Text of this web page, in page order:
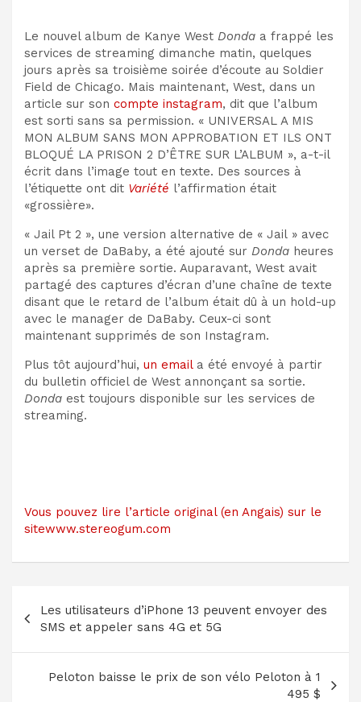
Le nouvel album de Kanye West Donda a frappé les
services de streaming dimanche matin, quelques
jours après sa troisième soirée d’écoute au Soldier
Field de Chicago. Mais maintenant, West, dans un
article sur son compte instagram, dit que l’album
est sorti sans sa permission. « UNIVERSAL A MIS
MON ALBUM SANS MON APPROBATION ET ILS ONT
BLOQUÉ LA PRISON 2 D’ÊTRE SUR L’ALBUM », a-t-il
écrit dans l’image tout en texte. Des sources à
l’étiquette ont dit Variété l’affirmation était
«grossière».
« Jail Pt 2 », une version alternative de « Jail » avec
un verset de DaBaby, a été ajouté sur Donda heures
après sa première sortie. Auparavant, West avait
partagé des captures d’écran d’une chaîne de texte
disant que le retard de l’album était dû à un hold-up
avec le manager de DaBaby. Ceux-ci sont
maintenant supprimés de son Instagram.
Plus tôt aujourd’hui, un emaila été envoyé à partir
du bulletin officiel de West annonçant sa sortie.
Donda est toujours disponible sur les services de
streaming.
Vous pouvez lire l’article original (en Angais) sur le
sitewww.stereogum.com
de
l’article
Les utilisateurs d’iPhone 13 peuvent envoyer des
SMS et appeler sans 4G et 5G
Peloton baisse le prix de son vélo Peloton à 1
495 $